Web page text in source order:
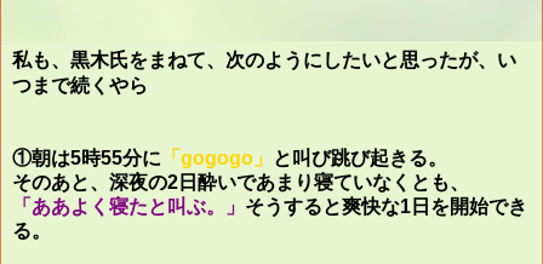
私も、黒木氏をまねて、次のようにしたいと思ったが、い
つまで続くやら
①朝は5時55分に 「gogogo」
と叫び跳び起きる。
そのあと、深夜の2日酔いであまり寝ていなくとも、
「ああよく寝たと叫ぶ。」 そうすると爽快な1日を開始でき
る。